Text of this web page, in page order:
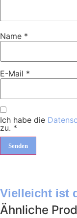
Name *
E-Mail *
Ich habe die
zu. *
Vielleicht ist
Ähnliche